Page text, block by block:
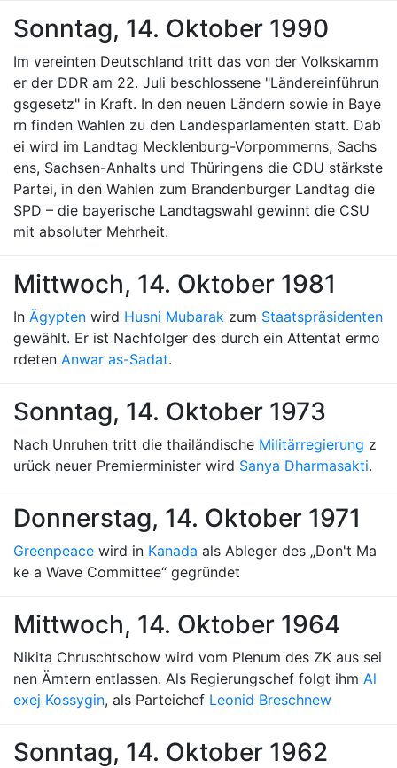
Sonntag, 14. Oktober 1990
Im vereinten Deutschland tritt das von der Volkskamm
er der DDR am 22. Juli beschlossene "Ländereinführun
gsgesetz" in Kraft. In den neuen Ländern sowie in Baye
rn finden Wahlen zu den Landesparlamenten statt. Dab
ei wird im Landtag Mecklenburg-Vorpommerns, Sachs
ens, Sachsen-Anhalts und Thüringens die CDU stärkste
Partei, in den Wahlen zum Brandenburger Landtag die
SPD – die bayerische Landtagswahl gewinnt die CSU
mit absoluter Mehrheit.
Mittwoch, 14. Oktober 1981
In Ägypten wird Husni Mubarak zum Staatspräsidenten
gewählt. Er ist Nachfolger des durch ein Attentat ermo
rdeten Anwar as-Sadat.
Sonntag, 14. Oktober 1973
Nach Unruhen tritt die thailändische Militärregierung z
urück neuer Premierminister wird Sanya Dharmasakti.
Donnerstag, 14. Oktober 1971
Greenpeace wird in Kanada als Ableger des „Don't Ma
ke a Wave Committee“ gegründet
Mittwoch, 14. Oktober 1964
Nikita Chruschtschow wird vom Plenum des ZK aus sei
nen Ämtern entlassen. Als Regierungschef folgt ihm Al
exej Kossygin, als Parteichef Leonid Breschnew
Sonntag, 14. Oktober 1962